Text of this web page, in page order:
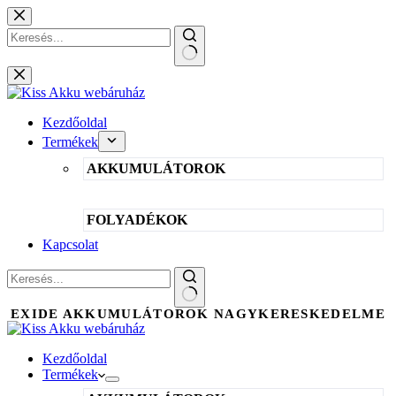
Skip
to
content
No
results
Kezdőoldal
Termékek
AKKUMULÁTOROK
FOLYADÉKOK
Kapcsolat
No
results
EXIDE AKKUMULÁTOROK NAGYKERESKEDELME
Kezdőoldal
Termékek